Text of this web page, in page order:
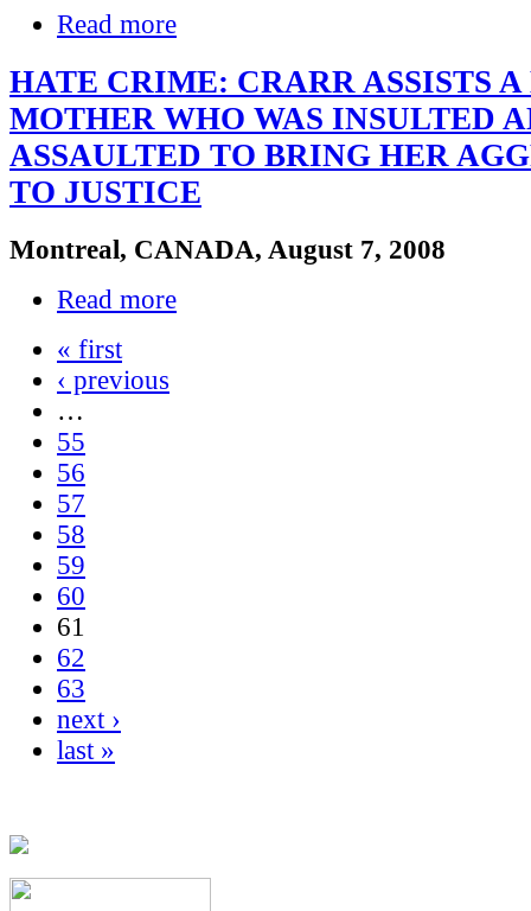
Read more
HATE CRIME: CRARR ASSISTS
MOTHER WHO WAS INSULTED
ASSAULTED TO BRING HER
TO JUSTICE
Montreal, CANADA, August 7, 2008
Read more
« first
‹ previous
…
55
56
57
58
59
60
61
62
63
next ›
last »